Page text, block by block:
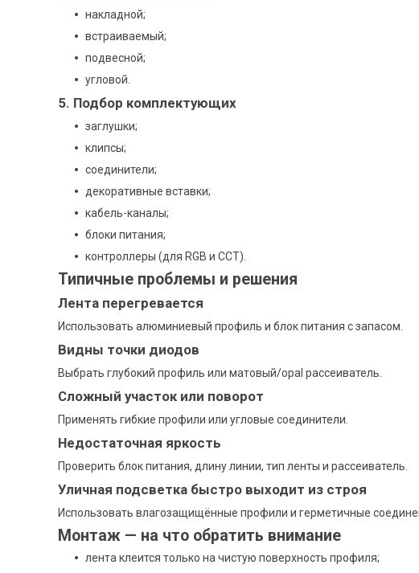
накладной;
встраиваемый;
подвесной;
угловой.
5. Подбор комплектующих
заглушки;
клипсы;
соединители;
декоративные вставки;
кабель-каналы;
блоки питания;
контроллеры (для RGB и CCT).
Типичные проблемы и решения
Лента перегревается
Использовать алюминиевый профиль и блок питания с запасом.
Видны точки диодов
Выбрать глубокий профиль или матовый/opal рассеиватель.
Сложный участок или поворот
Применять гибкие профили или угловые соединители.
Недостаточная яркость
Проверить блок питания, длину линии, тип ленты и рассеиватель.
Уличная подсветка быстро выходит из строя
Использовать влагозащищённые профили и герметичные
Монтаж — на что обратить внимание
лента клеится только на чистую поверхность профиля;